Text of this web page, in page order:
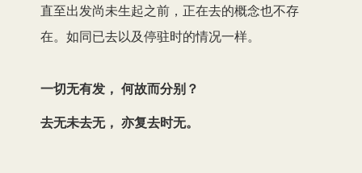
直至出发尚未生起之前，正在去的概念也不存
在。如同已去以及停驻时的情况一样。
一切无有发， 何故而分别？
去无未去无， 亦复去时无。